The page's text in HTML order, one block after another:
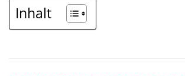
Inhalt